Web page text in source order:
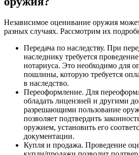
Независимое оценивание оружия
разных случаях. Рассмотрим их
Передача по наследству. При
наследнику требуется
нотариуса. Это необходимо для
пошлины, которую требуется
в наследство.
Переоформление. Для
обладать лицензией и другими
разрешающими пользование
позволяет подтвердить
оружием, установить его
документации.
Купля и продажа. Проведение